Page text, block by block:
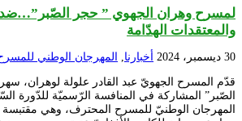
لمسرح وهران الجهوي ” حجر
والمعتقدات الهدّامة
30 ديسمبر، 2024 أخبارنا, المهرجان الوطني
قدّم المسرح الجهويّ عبد القادر علولة لوهران،
الصّبر” المشاركة في المنافسة الرّسميّة للدّورة
المهرجان الوطنيّ للمسرح المحترف، وهي